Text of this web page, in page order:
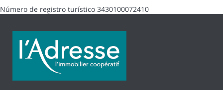
Número de registro turístico 3430100072410